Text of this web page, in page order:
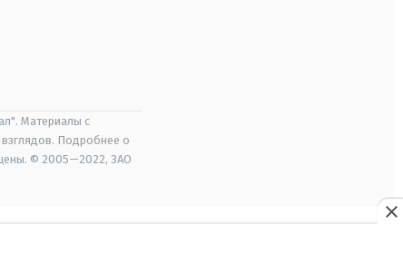
Материалы с
Подробнее о
© 2005—2022, ЗАО